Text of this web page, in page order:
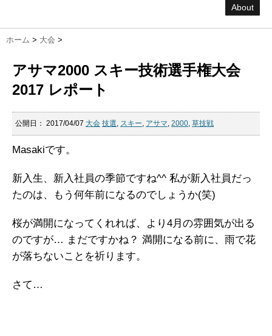
About
ホーム > 大会 >
アサマ2000 スキー技術選手権大会
2017 レポート
公開日： 2017/04/07 大会 技選, スキー, アサマ, 2000, 草技戦
Masakiです。
新入生、新入社員の季節ですね^^ 私が新入社員だっ
たのは、もう何年前になるのでしょうか(笑)
桜が満開になってくれれば、より4月の雰囲気が出る
のですが… まだですかね？ 満開になる前に、雨で花
が落ちないことを祈ります。
さて…